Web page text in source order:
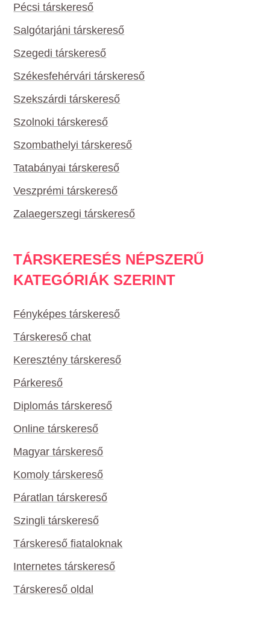
Pécsi társkereső
Salgótarjáni társkereső
Szegedi társkereső
Székesfehérvári társkereső
Szekszárdi társkereső
Szolnoki társkereső
Szombathelyi társkereső
Tatabányai társkereső
Veszprémi társkereső
Zalaegerszegi társkereső
TÁRSKERESÉS NÉPSZERŰ
KATEGÓRIÁK SZERINT
Fényképes társkereső
Társkereső chat
Keresztény társkereső
Párkereső
Diplomás társkereső
Online társkereső
Magyar társkereső
Komoly társkereső
Páratlan társkereső
Szingli társkereső
Társkereső fiataloknak
Internetes társkereső
Társkereső oldal